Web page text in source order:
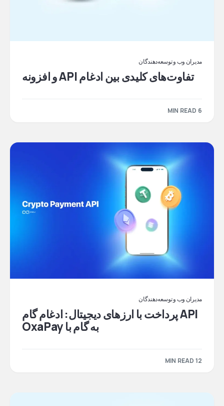
مدیران وب و توسعه‌دهندگان
تفاوت‌های کلیدی بین ادغام API و افزونه
6 MIN READ
مدیران وب و توسعه‌دهندگان
API پرداخت با ارزهای دیجیتال: ادغام گام
به گام با OxaPay
12 MIN READ